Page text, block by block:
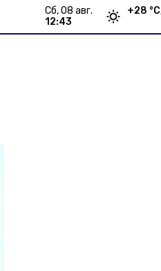
сб, 08 авг.
12:43
+28